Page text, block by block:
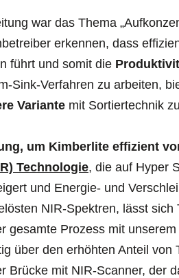
war das Thema
erkennen, dass
führt und somit die
Sink-Verfahren zu arbeiten,
Variante mit Sortiertechnik
um Kimberlite effizient
Technologie, die auf Hyper
und Energie- und
NIR-Spektren, lässt sich
gesamte Prozess mit
über den erhöhten Anteil von
Brücke mit NIR-Scanner, der